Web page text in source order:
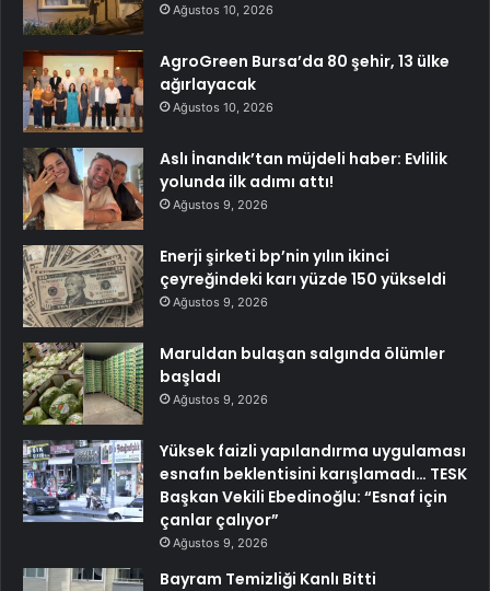
Ağustos 10, 2026
AgroGreen Bursa’da 80 şehir, 13 ülke
ağırlayacak
Ağustos 10, 2026
Aslı İnandık’tan müjdeli haber: Evlilik
yolunda ilk adımı attı!
Ağustos 9, 2026
Enerji şirketi bp’nin yılın ikinci
çeyreğindeki karı yüzde 150 yükseldi
Ağustos 9, 2026
Maruldan bulaşan salgında ölümler
başladı
Ağustos 9, 2026
Yüksek faizli yapılandırma uygulaması
esnafın beklentisini karışlamadı… TESK
Başkan Vekili Ebedinoğlu: “Esnaf için
çanlar çalıyor”
Ağustos 9, 2026
Bayram Temizliği Kanlı Bitti